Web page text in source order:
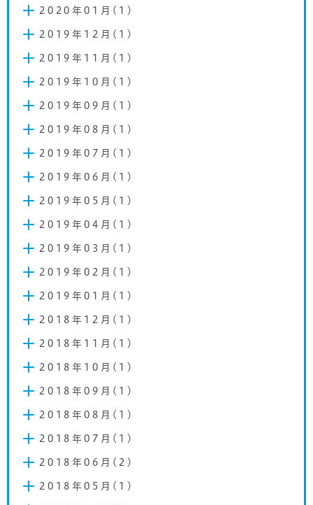
2020年01月(1)
2019年12月(1)
2019年11月(1)
2019年10月(1)
2019年09月(1)
2019年08月(1)
2019年07月(1)
2019年06月(1)
2019年05月(1)
2019年04月(1)
2019年03月(1)
2019年02月(1)
2019年01月(1)
2018年12月(1)
2018年11月(1)
2018年10月(1)
2018年09月(1)
2018年08月(1)
2018年07月(1)
2018年06月(2)
2018年05月(1)